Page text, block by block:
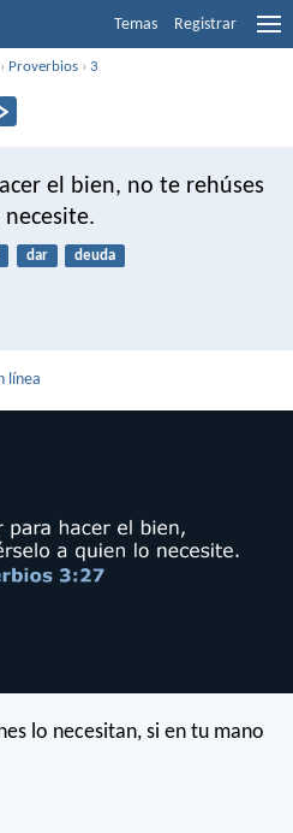
Temas Registrar
› Proverbios ›3
el bien, no te rehúses
dar deuda
línea
lo necesitan, si en tu mano